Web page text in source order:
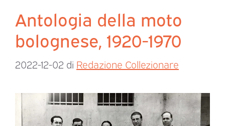
Antologia della moto
bolognese, 1920-1970
2022-12-02 di Redazione Collezionare